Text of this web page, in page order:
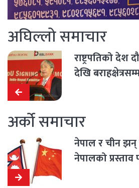
अघिल्लो समाचार
राष्ट्रपतिको देश
देखि
अर्को समाचार
नेपाल र चीन
नेपालको प्रस्ताव